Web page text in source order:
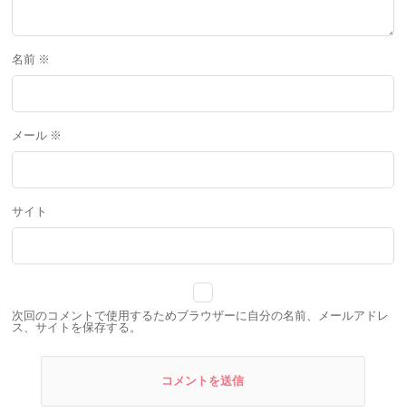
名前 ※
メール ※
サイト
次回のコメントで使用するためブラウザーに自分の名前、メールアドレ
ス、サイトを保存する。